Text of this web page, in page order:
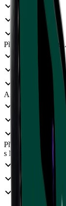
Přístup ke službě
Asistenční služba
Přístup do
s Mastercard